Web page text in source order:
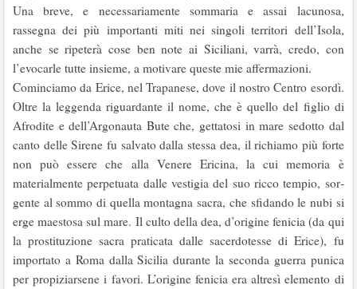
Una breve, e necessariamente sommaria e assai lacunosa,
rassegna dei più im­portanti miti nei singoli territori dell’Isola,
anche se ripeterà cose ben note ai Sici­liani, varrà, credo, con
l’evocarle tutte insieme, a motivare queste mie affermazioni.
Cominciamo da Erice, nel Trapanese, dove il nostro Centro esordì.
Oltre la leggenda riguardante il nome, che è quello del figlio di
Afrodite e dell’Argo­nauta Bute che, gettatosi in mare sedotto dal
canto delle Sirene fu salvato dalla stessa dea, il richiamo più forte
non può essere che alla Venere Ericina, la cui memoria è
materialmente perpetuata dalle vestigia del suo ricco tempio, sor­
gente al sommo di quella montagna sacra, che sfidando le nubi si
erge maestosa sul mare. Il culto della dea, d’origine fenicia (da qui
la prostituzione sacra pra­ticata dalle sacerdotesse di Erice), fu
importato a Roma dalla Sicilia durante la seconda guerra punica
per propiziarsene i favori. L’origine fenicia era altresì elemento di